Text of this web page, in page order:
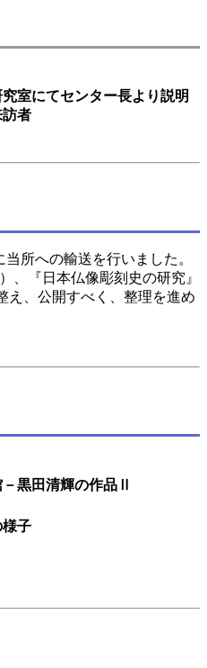
室にてセンター長より説明
訪者
所への輸送を行いました。
、『日本仏像彫刻史の研究』
え、公開すべく、整理を進め
黒田清輝の作品Ⅱ
子